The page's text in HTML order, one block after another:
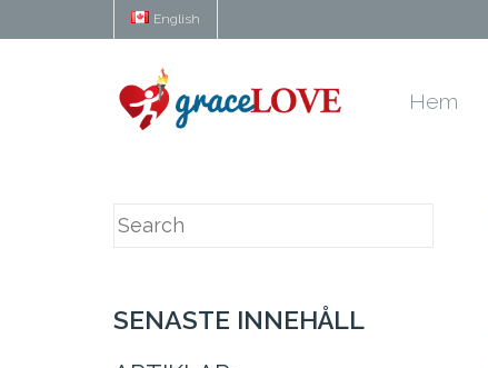
English
Hem
SENASTE INNEHÅLL